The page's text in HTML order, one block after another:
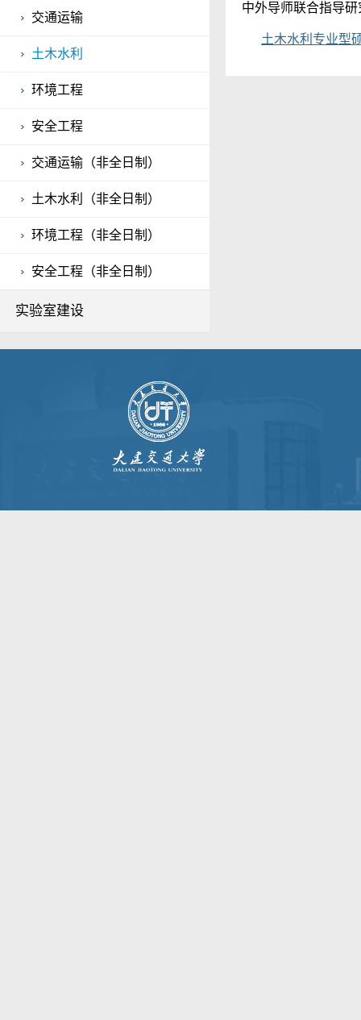
交通运输
土木水利
环境工程
安全工程
交通运输（非全日制）
土木水利（非全日制）
环境工程（非全日制）
安全工程（非全日制）
实验室建设
中外导师联合指导研
土木水利专业型